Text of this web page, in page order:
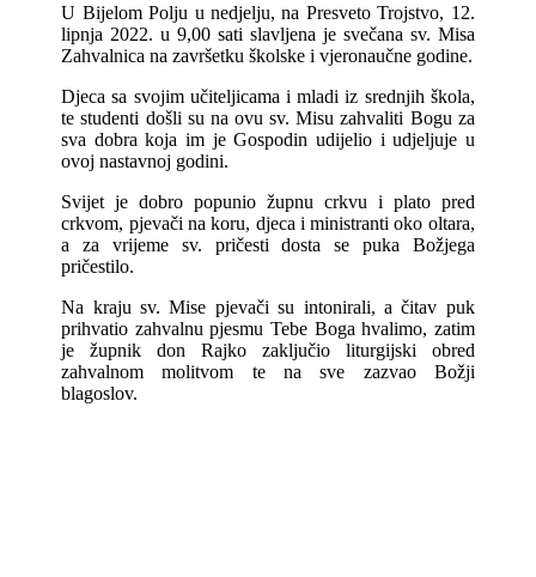
U Bijelom Polju u nedjelju, na Presveto Trojstvo, 12.
lipnja 2022. u 9,00 sati slavljena je svečana sv. Misa
Zahvalnica na završetku školske i vjeronaučne godine.
Djeca sa svojim učiteljicama i mladi iz srednjih škola,
te studenti došli su na ovu sv. Misu zahvaliti Bogu za
sva dobra koja im je Gospodin udijelio i udjeljuje u
ovoj nastavnoj godini.
Svijet je dobro popunio župnu crkvu i plato pred
crkvom, pjevači na koru, djeca i ministranti oko oltara,
a za vrijeme sv. pričesti dosta se puka Božjega
pričestilo.
Na kraju sv. Mise pjevači su intonirali, a čitav puk
prihvatio zahvalnu pjesmu Tebe Boga hvalimo, zatim
je župnik don Rajko zaključio liturgijski obred
zahvalnom molitvom te na sve zazvao Božji
blagoslov.